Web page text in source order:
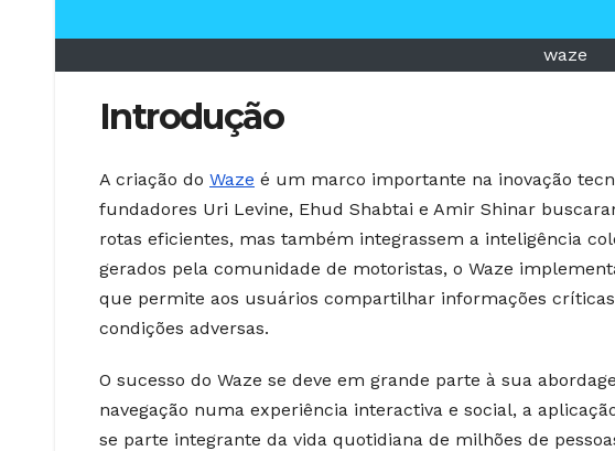
waze
Introdução
A criação do Waze é um marco importante na inovação
fundadores Uri Levine, Ehud Shabtai e Amir Shinar
rotas eficientes, mas também integrassem a inteligência
gerados pela comunidade de motoristas, o Waze
que permite aos usuários compartilhar informações
condições adversas.
O sucesso do Waze se deve em grande parte à sua
navegação numa experiência interactiva e social, a
se parte integrante da vida quotidiana de milhões de